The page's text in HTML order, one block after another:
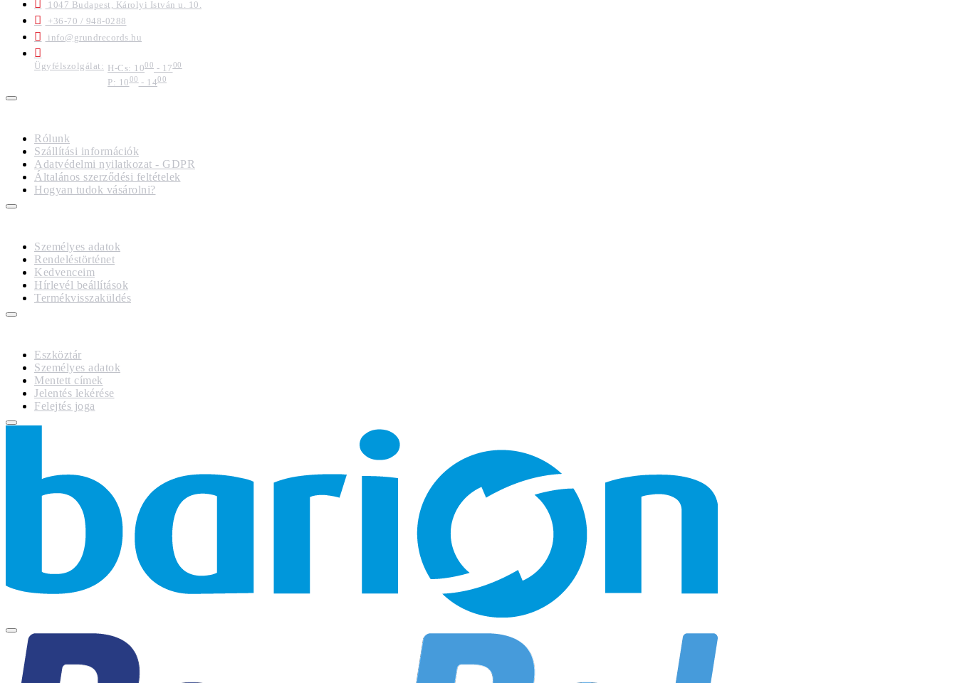
1047 Budapest, Károlyi István u. 10.
+36-70 / 948-0288
info@grundrecords.hu
Ügyfélszolgálat: H-Cs: 1000 - 1700
P: 1000- 1400
Rólunk
Szállítási információk
Adatvédelmi nyilatkozat - GDPR
Általános szerződési feltételek
Hogyan tudok vásárolni?
Személyes adatok
Rendeléstörténet
Kedvenceim
Hírlevél beállítások
Termékvisszaküldés
Eszköztár
Személyes adatok
Mentett címek
Jelentés lekérése
Felejtés joga